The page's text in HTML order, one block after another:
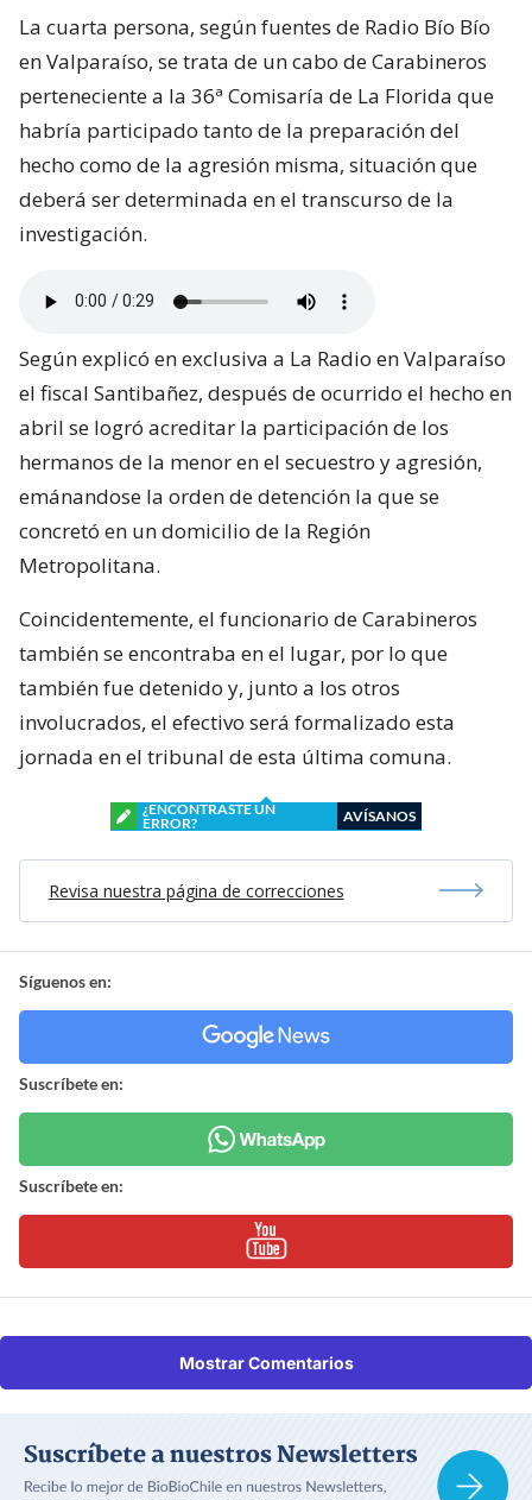
La cuarta persona, según fuentes de Radio Bío Bío
en Valparaíso, se trata de un cabo de Carabineros
perteneciente a la 36ª Comisaría de La Florida que
habría participado tanto de la preparación del
hecho como de la agresión misma, situación que
deberá ser determinada en el transcurso de la
investigación.
Según explicó en exclusiva a La Radio en Valparaíso
el fiscal Santibañez, después de ocurrido el hecho en
abril se logró acreditar la participación de los
hermanos de la menor en el secuestro y agresión,
emánandose la orden de detención la que se
concretó en un domicilio de la Región
Metropolitana.
Coincidentemente, el funcionario de Carabineros
también se encontraba en el lugar, por lo que
también fue detenido y, junto a los otros
involucrados, el efectivo será formalizado esta
jornada en el tribunal de esta última comuna.
¿ENCONTRASTE UN
ERROR?
AVÍSANOS
Revisa nuestra página de correcciones
Síguenos en:
Suscríbete en:
Suscríbete en:
Mostrar Comentarios